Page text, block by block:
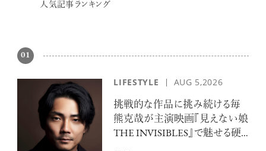
反町 隆史
人気記事ランキング
01
LIFESTYLE AUG 5,2026
挑戦的な作品に挑み続ける毎
熊克哉が主演映画『見えない娘
THE INVISIBLES』で魅せる硬